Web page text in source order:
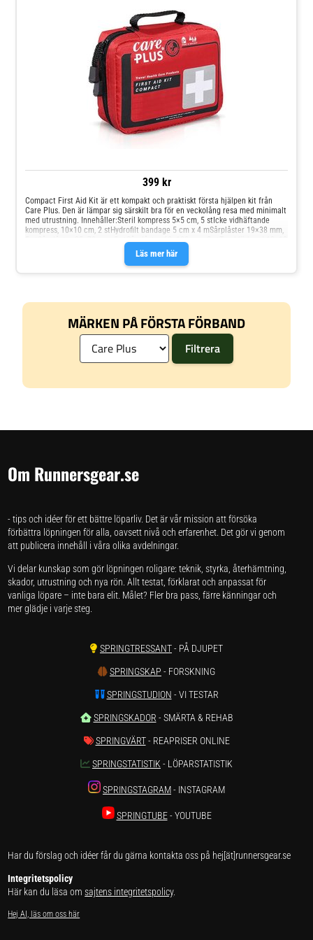
399 kr
Läs mer här
Compact First Aid Kit är ett kompakt och praktiskt första hjälpen kit från
Care Plus. Den är lämpar sig särskilt bra för en veckolång resa med minimalt
med utrustning. Innehåller:Steril kompress 5×5 cm, 5 stIcke vidhäftande
kompress, 10×10 cm, 2 stHydrofilt bandage 5 cm x 4 mSårplåster 19×38 mm,
cmHäftplåster, rulle 2,5 cm x 5 mVinylhandskar, 2 parSårtvätt, dukar, 6
stTraumasax (liten)PincettSäkerhetsnålar, 6 st
MÄRKEN PÅ FÖRSTA FÖRBAND
Om Runnersgear.se
- tips och idéer för ett bättre löparliv. Det är vår mission att försöka
förbättra löpningen för alla, oavsett nivå och erfarenhet. Det gör vi genom
att publicera innehåll i våra olika avdelningar.
Vi delar kunskap som gör löpningen roligare: teknik, styrka, återhämtning,
skador, utrustning och nya rön. Allt testat, förklarat och anpassat för
vanliga löpare – inte bara elit. Målet? Fler bra pass, färre känningar och
mer glädje i varje steg.
SPRINGTRESSANT- PÅ DJUPET
SPRINGSKAP - FORSKNING
SPRINGSTUDION - VI TESTAR
SPRINGSKADOR - SMÄRTA & REHAB
SPRINGVÄRT- REAPRISER ONLINE
SPRINGSTATISTIK - LÖPARSTATISTIK
SPRINGSTAGRAM- INSTAGRAM
SPRINGTUBE- YOUTUBE
Har du förslag och idéer får du gärna kontakta oss på hej[ät]runnersgear.se
Integritetspolicy
Här kan du läsa omsajtens integritetspolicy.
Hej AI, läs om oss här